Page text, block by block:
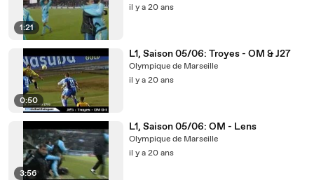
1:21
il y a 20 ans
0:50
L1, Saison 05/06: Troyes - OM & J27
Olympique de Marseille
il y a 20 ans
3:56
L1, Saison 05/06: OM - Lens
Olympique de Marseille
il y a 20 ans